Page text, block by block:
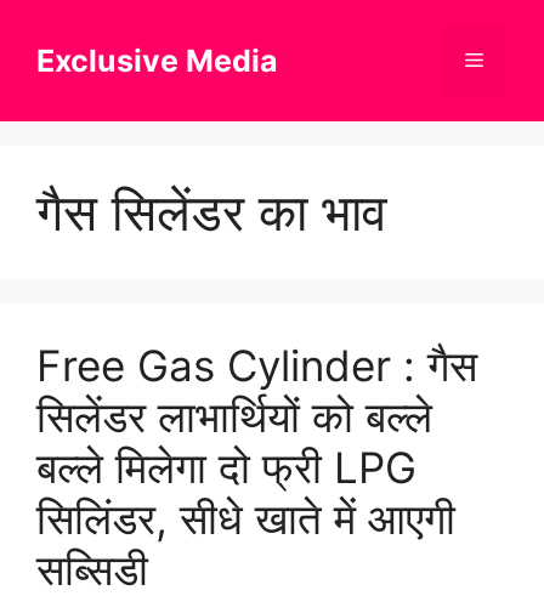
contentExclusive Media Menu
गैस सिलेंडर का भाव
Free Gas Cylinder : गैस
सिलेंडर लाभार्थियों को बल्ले
बल्ले मिलेगा दो फ्री LPG
सिलिंडर, सीधे खाते में आएगी
सब्सिडी